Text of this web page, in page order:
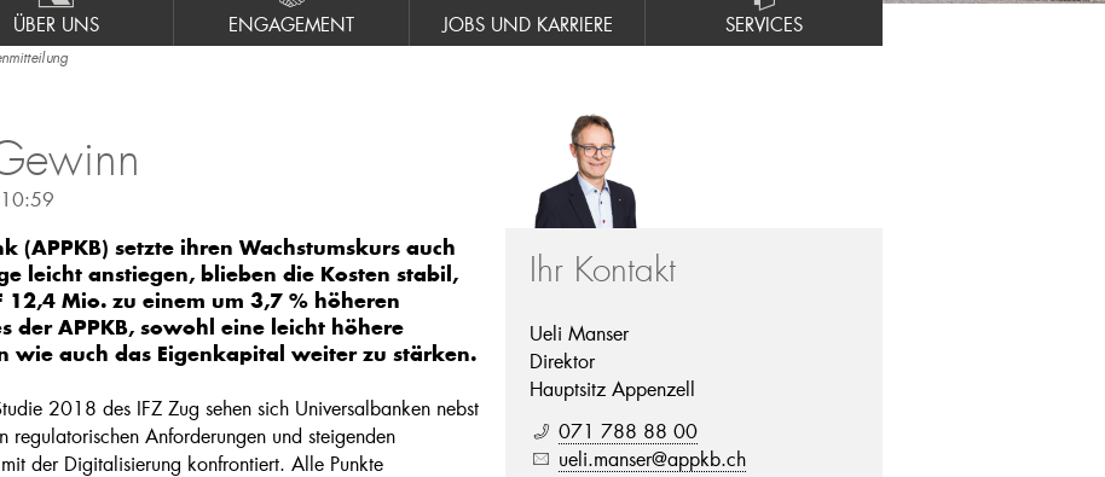
ÜBER UNS ENGAGEMENT JOBS UND KARRIERE SERVICES
(APPKB) setzte ihren Wachstumskurs auch
leicht anstiegen, blieben die Kosten stabil,
12,4 Mio. zu einem um 3,7 % höheren
der APPKB, sowohl eine leicht höhere
wie auch das Eigenkapital weiter zu stärken.
2018 des IFZ Zug sehen sich Universalbanken nebst
regulatorischen Anforderungen und steigenden
der Digitalisierung konfrontiert. Alle Punkte
Ihr Kontakt
Ueli Manser
Direktor
Hauptsitz Appenzell
071 788 88 00
ueli.manser@appkb.ch